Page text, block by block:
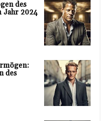
des
Jahr 2024
des